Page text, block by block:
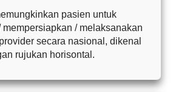
pasien untuk
mempersiapkan / melaksanakan
secara nasional, dikenal
rujukan horisontal.